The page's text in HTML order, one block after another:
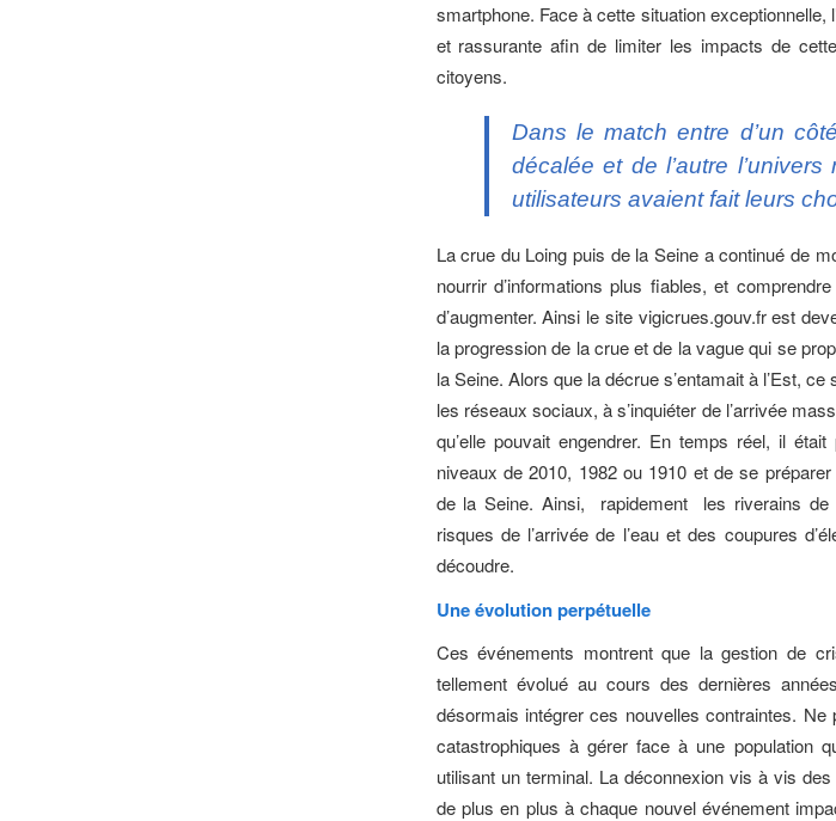
smartphone. Face à cette situation
et rassurante afin de limiter les impacts de
citoyens.
Dans le match entre d’un
décalée et de l’autre
utilisateurs avaient fait leurs
La crue du Loing puis de la Seine a continué de
nourrir d’informations plus fiables, et
d’augmenter. Ainsi le site vigicrues.gouv.fr est
la progression de la crue et de la vague qui se
la Seine. Alors que la décrue s’entamait à l’Est,
les réseaux sociaux, à s’inquiéter de l’arrivée
qu’elle pouvait engendrer. En temps réel, il
niveaux de 2010, 1982 ou 1910 et de se
de la Seine. Ainsi, rapidement les riverains
risques de l’arrivée de l’eau et des coupures
découdre.
Une évolution perpétuelle
Ces événements montrent que la gestion de
tellement évolué au cours des dernières
désormais intégrer ces nouvelles contraintes.
catastrophiques à gérer face à une population
utilisant un terminal. La déconnexion vis à vis
de plus en plus à chaque nouvel événement